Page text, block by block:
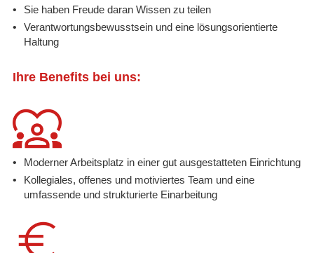
Sie haben Freude daran Wissen zu teilen
Verantwortungsbewusstsein und eine lösungsorientierte
Haltung
Ihre Benefits bei uns:
Moderner Arbeitsplatz in einer gut ausgestatteten Einrichtung
Kollegiales, offenes und motiviertes Team und eine
umfassende und strukturierte Einarbeitung